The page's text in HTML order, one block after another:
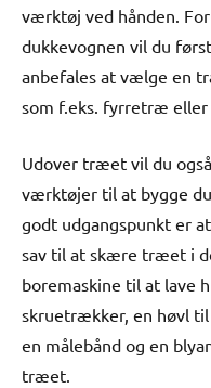
værktøj ved hånden.
dukkevognen vil du
anbefales at vælge en
som f.eks. fyrretræ eller
Udover træet vil du
værktøjer til at bygge
godt udgangspunkt er
sav til at skære træet i
boremaskine til at lave
skruetrækker, en høvl
en målebånd og en
træet.